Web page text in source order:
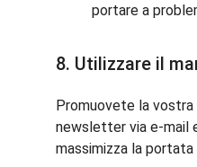
portare a
8. Utilizzare il
Promuovete la vostra
newsletter via e-mail
massimizza la